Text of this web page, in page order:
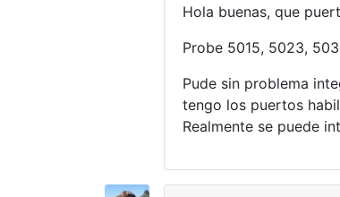
Hola buenas, que
Probe 5015, 5023,
Pude sin problema
tengo los puertos
Realmente se puede